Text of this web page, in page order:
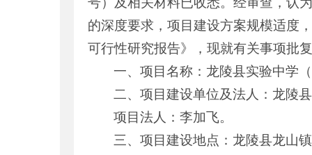
的深度要求，项目建设方案规模适度
可行性研究报告》，现就有关事项批
一、项目名称：龙陵县实验中学
二、项目建设单位及法人：龙陵
项目法人：李加飞。
三、项目建设地点：龙陵县龙山